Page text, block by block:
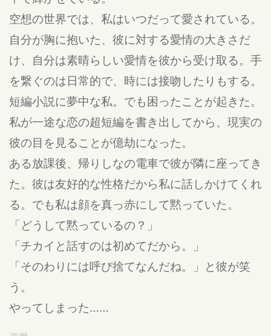
空想の世界では、私はいつだって愛されている。
自分が胸に抱いた、彼に対する愛情の大きさだ
け、自分は素晴らしい愛情を彼から受け取る。手
を繋ぐのは日常的で、時には接吻したりもする。
短編小説に夢中な私。でも困ったことが起きた。
私が一途な恋の超短編を書き出してから、現実の
彼の目を見ることが億劫になった。
ある放課後、帰りしなの電車で彼が隣に座ってき
た。彼は友好的な性格だから私に話しかけてくれ
る。でも私は顔を真っ赤にして黙っていた。
「どうして黙っているの？」
「チカイと話すのは初めてだから。」
「そのわりには呼び捨てなんだね。」と彼が笑
う。
やってしまった……